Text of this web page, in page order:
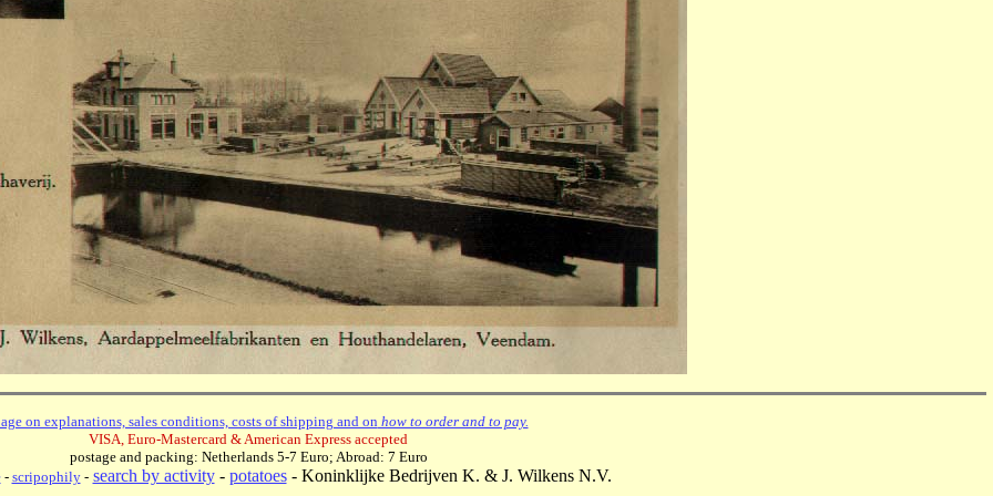
on explanations, sales conditions, costs of shipping and on how to order and to pay.
VISA, Euro-Mastercard & American Express accepted
postage and packing: Netherlands 5-7 Euro; Abroad: 7 Euro
- scripophily- search by activity- potatoes- Koninklijke Bedrijven K. & J. Wilkens N.V.